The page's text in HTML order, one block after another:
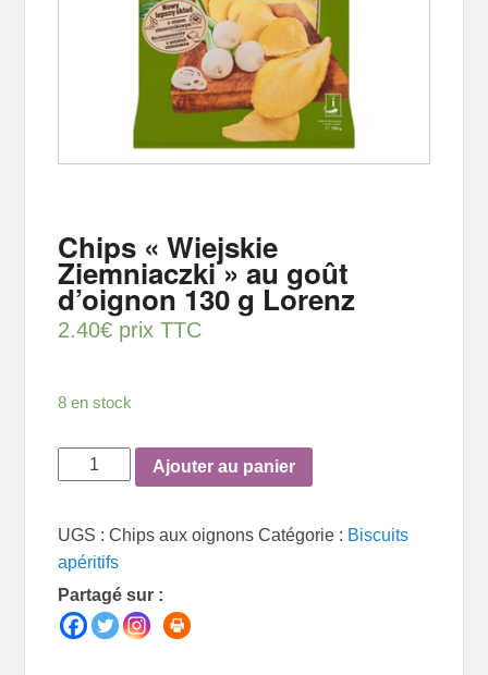
Chips « Wiejskie
Ziemniaczki » au goût
d’oignon 130 g Lorenz
2.40€ prix TTC
8 en stock
quantité
de
"Wiejskie
Ziemniaczki"
au
goût
Ajouter au panier
UGS :Chips aux oignons Catégorie : Biscuits
apéritifs
Partagé sur :